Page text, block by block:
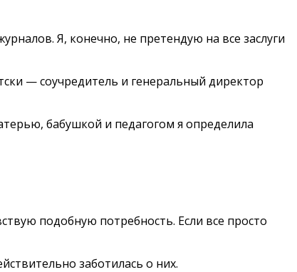
Я, конечно, не претендую на все заслуги
— соучредитель и генеральный директор
бабушкой и педагогом я определила
подобную потребность. Если все просто
заботилась о них.